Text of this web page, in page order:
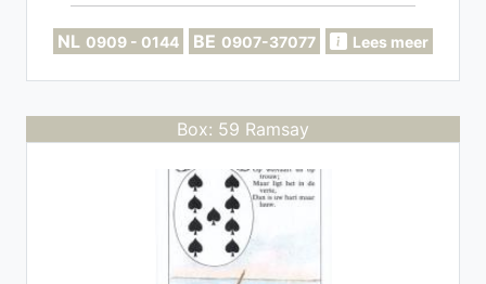
NL 0909 - 0144 BE 0907-37077 Lees meer
Box: 59 Ramsay